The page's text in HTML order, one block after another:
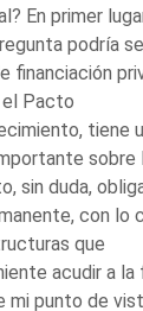
En primer
podría
financiación
el Pacto
tiene
sobre
sin duda,
con lo
que
acudir a la
mi punto de